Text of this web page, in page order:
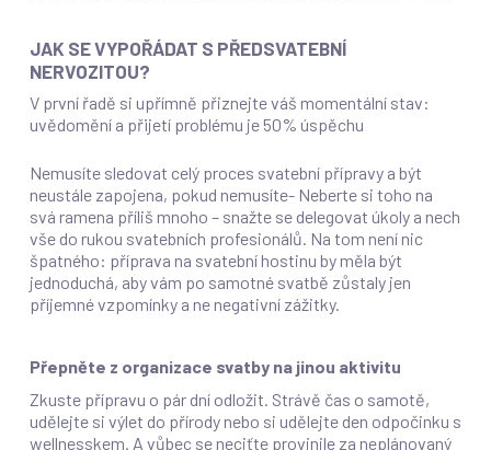
JAK SE VYPOŘÁDAT S PŘEDSVATEBNÍ
NERVOZITOU?
V první řadě si upřímně přiznejte váš momentální stav:
uvědomění a přijetí problému je 50% úspěchu
Nemusíte sledovat celý proces svatební přípravy a být
neustále zapojena, pokud nemusíte- Neberte si toho na
svá ramena příliš mnoho – snažte se delegovat úkoly a nech
vše do rukou svatebních profesionálů. Na tom není nic
špatného: příprava na svatební hostinu by měla být
jednoduchá, aby vám po samotné svatbě zůstaly jen
příjemné vzpomínky a ne negativní zážitky.
Přepněte z organizace svatby na jinou aktivitu
Zkuste přípravu o pár dní odložit. Strávě čas o samotě,
udělejte si výlet do přírody nebo si udělejte den odpočinku s
wellnesskem. A vůbec se neciťte provinile za neplánovaný